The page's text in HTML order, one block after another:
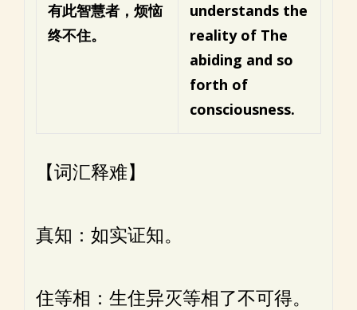
有此智慧者，烦恼
终不住。
understands the
reality of The
abiding and so
forth of
consciousness.
【词汇释难】
真知：如实证知。
住等相：生住异灭等相了不可得。